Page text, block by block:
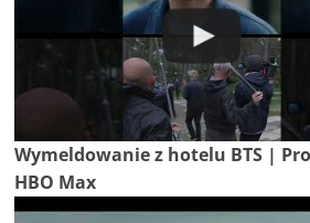
Wymeldowanie z hotelu BTS |
HBO Max